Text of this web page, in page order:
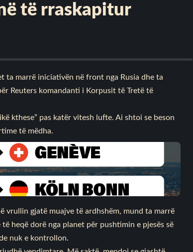
të rraskapitur
ta marrë iniciativën në front nga Rusia dhe ta
Reuters komandanti i Korpusit të Tretë të
kthese” pas katër vitesh lufte. Ai shtoi se beson
të mëdha.
vrullin gjatë muajve të ardhshëm, mund ta marrë
heqë dorë nga planet për pushtimin e pjesës së
nuk e kontrollon.